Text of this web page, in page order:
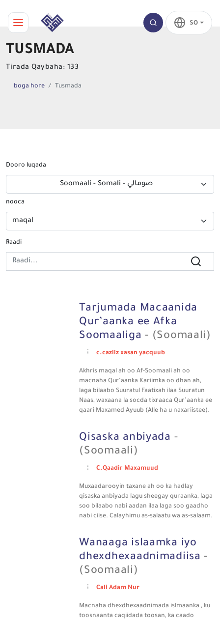
SO
TUSMADA
Tirada Qaybaha: 133
boga hore Tusmada
Dooro luqada
Soomaali - Somali - صومالي
nooca
Raadi
Tarjumada Macaanida
Qur’aanka ee Afka
Soomaaliga - (Soomaali)
c.caziiz xasan yacquub
Akhris maqal ah oo Af-Soomaali ah oo
macnaha Qur’aanka Kariimka oo dhan ah,
laga bilaabo Suuratul Faatixah ilaa Suuratun
Naas, waxaana la socda tixraaca Qur’aanka ee
qaari Maxamed Ayuub (Alle ha u naxariistee).
Qisaska anbiyada -
(Soomaali)
C.Qaadir Maxamuud
Muxaadarooyin taxane ah oo ka hadlay
qisaska anbiyada lagu sheegay quraanka, laga
soo bilaabo nabi aadan ilaa laga soo gaadho
nabi ciise. Calayhimu as-salaatu wa as-salaam.
Wanaaga islaamka iyo
dhexdhexaadnimadiisa -
(Soomaali)
Cali Adam Nur
Macnaha dhexdhexaadnimada islmaanka , ku
toosnaanta caqiidada toosan, ka caado